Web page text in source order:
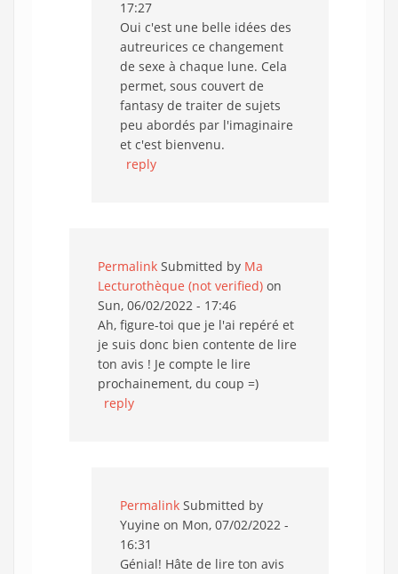
17:27
Oui c'est une belle idées des
autreurices ce changement
de sexe à chaque lune. Cela
permet, sous couvert de
fantasy de traiter de sujets
peu abordés par l'imaginaire
et c'est bienvenu.
reply
Permalink Submitted by Ma
Lecturothèque (not verified) on
Sun, 06/02/2022 - 17:46
Ah, figure-toi que je l'ai repéré et
je suis donc bien contente de lire
ton avis ! Je compte le lire
prochainement, du coup =)
reply
Permalink Submitted by
Yuyine on Mon, 07/02/2022 -
16:31
Génial! Hâte de lire ton avis